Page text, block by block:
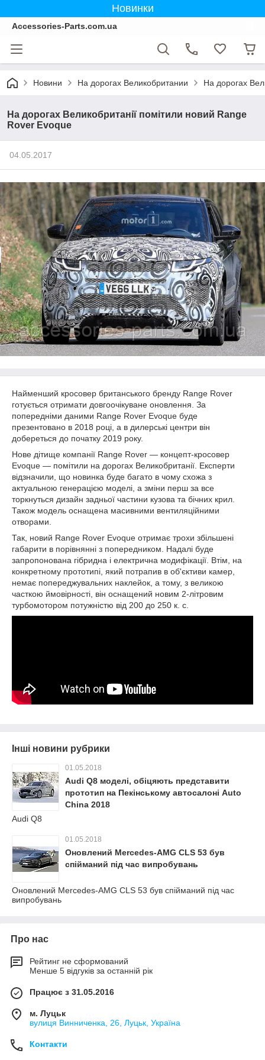
Новинки
Accessories-Parts.com.ua
Новини На дорогах Великобритании На дорогах
На дорогах Великобританії помітили новий Range
Rover Evoque
04.05.2017
Найменший кросовер британського бренду Range Rover
готується отримати довгоочікуване оновлення. За
попередніми даними Range Rover Evoque буде
презентовано в 2018 році, а в дилерські центри він
добереться до початку 2019 року.
Нове дітище компанії Range Rover — концепт-кросовер
Evoque — помітили на дорогах Великобританії. Експерти
відзначили, що новинка буде багато в чому схожа з
актуальною генерацією моделі, а зміни перш за все
торкнуться дизайн задньої частини кузова та бічних крил.
Також модель оснащена масивними вентиляційними
отворами.
Так, новий Range Rover Evoque отримає трохи збільшені
габарити в порівнянні з попередником. Надалі буде
запропонована гібридна і електрична модифікації. Втім, на
конкретному прототипі, який потрапив в об'єктиви камер,
немає попереджувальних наклейок, а тому, з великою
часткою ймовірності, він оснащений новим 2-літровим
турбомотором потужністю від 200 до 250 к. с.
Інші новини рубрики
01.05.2018
Audi Q8 моделі, обіцяють представити
прототип на Пекінському автосалоні Auto
China 2018
Audi Q8
01.05.2018
Оновлений Mercedes-AMG CLS 53 був
спійманий під час випробувань
Оновлений Mercedes-AMG CLS 53 був спійманий під час
випробувань
Про нас
Рейтинг не сформований
Менше 5 відгуків за останній рік
Працює з 31.05.2016
м. Луцьк
вулиця Винниченка, 26, Луцьк, Україна
Контакти